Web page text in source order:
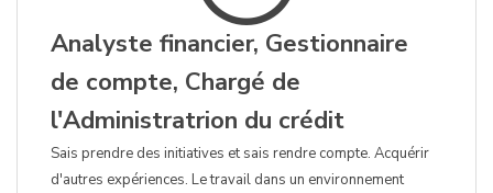
Analyste financier, Gestionnaire
de compte, Chargé de
l'Administratrion du crédit
Sais prendre des initiatives et sais rendre compte. Acquérir
d'autres expériences. Le travail dans un environnement